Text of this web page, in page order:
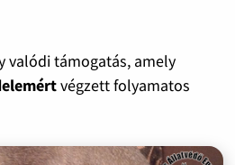
valódi támogatás, amely
végzett folyamatos